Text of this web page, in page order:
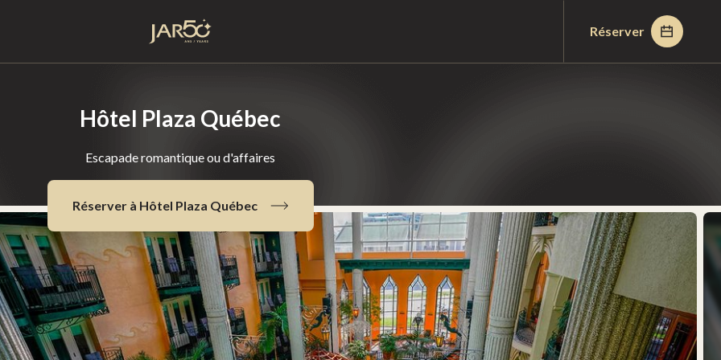
Réserver
Hôtel Plaza Québec
Escapade romantique ou d'affaires
Réserver à Hôtel Plaza Québec